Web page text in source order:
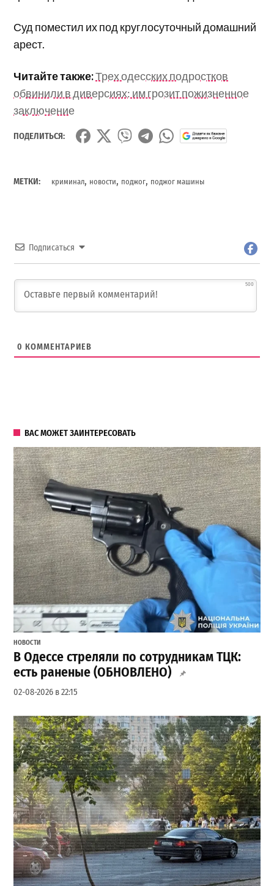
Суд поместил их под круглосуточный домашний
арест.
Читайте также:Трех одесских подростков
обвинили в диверсиях: им грозит пожизненное
заключение
ПОДЕЛИТЬСЯ:
МЕТКИ: криминал, новости, поджог, поджог машины
Подписаться
500
0 КОММЕНТАРИЕВ
ВАС МОЖЕТ ЗАИНТЕРЕСОВАТЬ
НОВОСТИ
В Одессе стреляли по сотрудникам ТЦК:
есть раненые (ОБНОВЛЕНО)
02-08-2026 в 22:15